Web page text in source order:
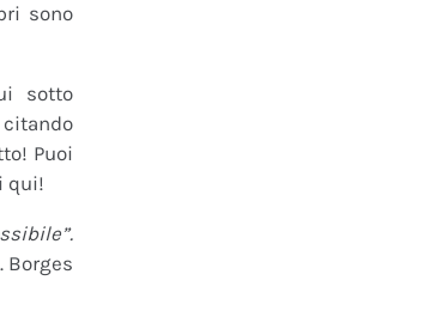
sono
sotto
Puoi
qui!
Borges